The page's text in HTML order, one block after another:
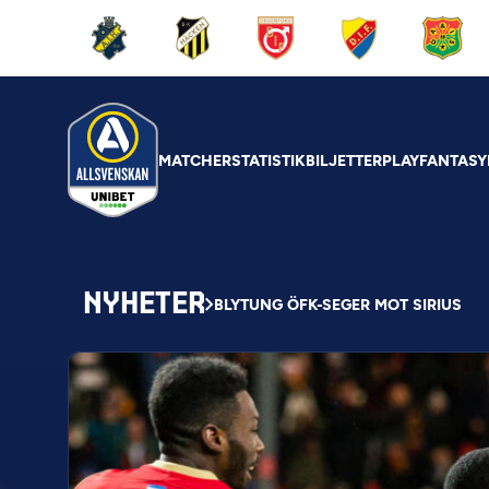
MATCHERSTATISTIKBILJETTERPLAYFANTASY
NYHETER BLYTUNG ÖFK-SEGER MOT SIRIUS